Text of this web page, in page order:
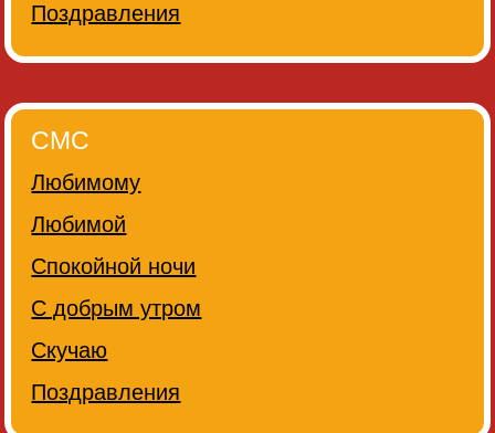
Поздравления
СМС
Любимому
Любимой
Спокойной ночи
С добрым утром
Скучаю
Поздравления